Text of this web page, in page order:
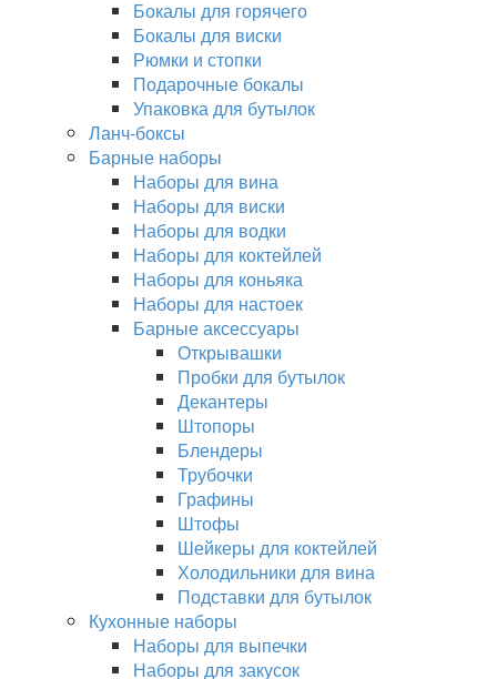
Бокалы для горячего
Бокалы для виски
Рюмки и стопки
Подарочные бокалы
Упаковка для бутылок
Ланч-боксы
Барные наборы
Наборы для вина
Наборы для виски
Наборы для водки
Наборы для коктейлей
Наборы для коньяка
Наборы для настоек
Барные аксессуары
Открывашки
Пробки для бутылок
Декантеры
Штопоры
Блендеры
Трубочки
Графины
Штофы
Шейкеры для коктейлей
Холодильники для вина
Подставки для бутылок
Кухонные наборы
Наборы для выпечки
Наборы для закусок